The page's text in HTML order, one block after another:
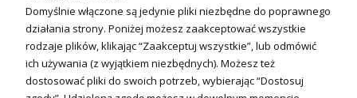
Kuchnia i Wentylacja
Kuchnia
Zlewozmywaki
Domyślnie włączone są jedynie pliki niezbędne do poprawnego
działania strony. Poniżej możesz zaakceptować wszystkie
rodzaje plików, klikając “Zaakceptuj wszystkie”, lub odmówić
ich używania (z wyjątkiem niezbędnych). Możesz też
dostosować pliki do swoich potrzeb, wybierając “Dostosuj